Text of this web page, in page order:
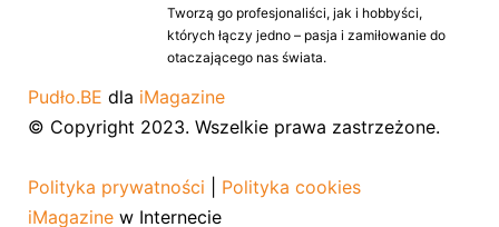
Tworzą go profesjonaliści, jak i hobbyści,
których łączy jedno – pasja i zamiłowanie do
otaczającego nas świata.
Pudło.BE dla iMagazine
© Copyright 2023. Wszelkie prawa zastrzeżone.
Polityka prywatności
Polityka cookies
iMagazine w Internecie